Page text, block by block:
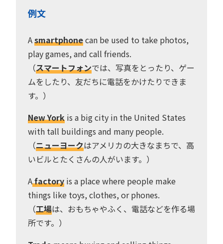
例文
Asmartphonecan be used to take photos,
play games, and call friends.
（スマートフォンでは、写真をとったり、ゲー
ムをしたり、友だちに電話をかけたりできま
す。）
New York is a big city in the United States
with tall buildings and many people.
（ニューヨークはアメリカの大きなまちで、高
いビルとたくさんの人がいます。）
Afactory is a place where people make
things like toys, clothes, or phones.
（工場は、おもちゃやふく、電話などを作る場
所です。）